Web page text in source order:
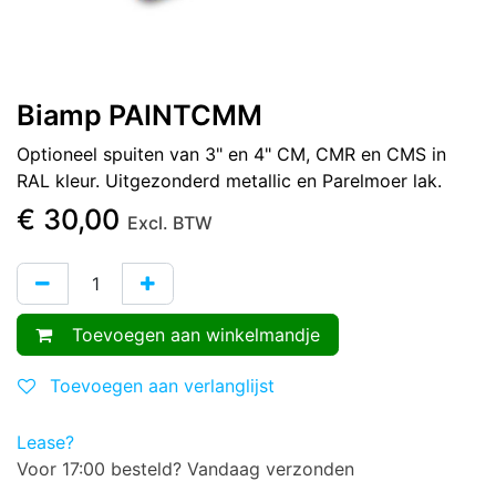
Biamp PAINTCMM
Optioneel spuiten van 3" en 4" CM, CMR en CMS in
RAL kleur. Uitgezonderd metallic en Parelmoer lak.
€ 30,00 Excl. BTW
Toevoegen aan winkelmandje
Toevoegen aan verlanglijst
Lease?
Voor 17:00 besteld? Vandaag verzonden